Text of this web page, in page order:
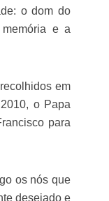
o dom do
e a
em
o Papa
para
os nós que
desejado e